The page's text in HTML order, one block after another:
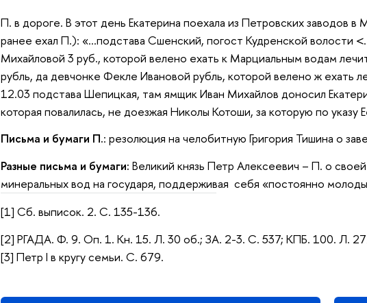
П. в дороге. В этот день Екатерина поехала из Петровских заводов
ранее ехал П.): «…подстава Сшенский, погост Кудренской волости
Михайловой 3 руб., которой велено ехать к Марциальным водам
рубль, да девчонке Фекле Ивановой рубль, которой велено ж ехать
12.03 подстава Шепицкая, там ямщик Иван Михайлов доносил
которая повалилась, не доезжая Николы Котоши, за которую по
Письма и бумаги П.: pезолюция на челобитную Григория Тишина о
Разные письма и бумаги: Великий князь Петр Алексеевич – П. о
минеральных вод на государя, поддерживая себя «постоянно
[1] Сб. выписок. 2. С. 135-136.
[2] РГАДА. Ф. 9. Оп. 1. Кн. 15. Л. 30 об.; ЗА. 2-3. С. 537; КПБ. 100. Л.
[3] Петр I в кругу семьи. С. 679.